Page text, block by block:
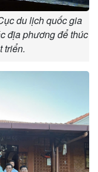
du lịch quốc gia
địa phương để thúc
triển.